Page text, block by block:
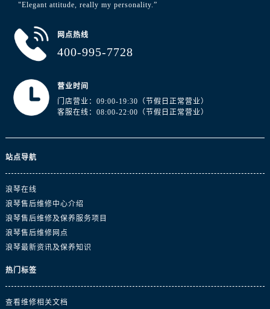
"Elegant attitude, really my personality.”
网点热线
400-995-7728
营业时间
门店营业：09:00-19:30（节假日正常营业）
客服在线：08:00-22:00（节假日正常营业）
站点导航
浪琴在线
浪琴售后维修中心介绍
浪琴售后维修及保养服务项目
浪琴售后维修网点
浪琴最新资讯及保养知识
热门标签
查看维修相关文档